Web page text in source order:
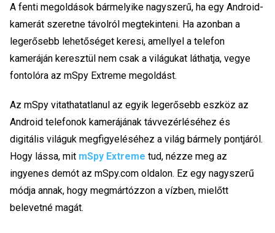
A fenti megoldások bármelyike nagyszerű, ha egy Android-
kamerát szeretne távolról megtekinteni. Ha azonban a
legerősebb lehetőséget keresi, amellyel a telefon
kameráján keresztül nem csak a világukat láthatja, vegye
fontolóra az mSpy Extreme megoldást.
Az mSpy vitathatatlanul az egyik legerősebb eszköz az
Android telefonok kamerájának távvezérléséhez és
digitális világuk megfigyeléséhez a világ bármely pontjáról.
Hogy lássa, mit mSpy Extreme tud, nézze meg az
ingyenes demót az mSpy.com oldalon. Ez egy nagyszerű
módja annak, hogy megmártózzon a vízben, mielőtt
belevetné magát.